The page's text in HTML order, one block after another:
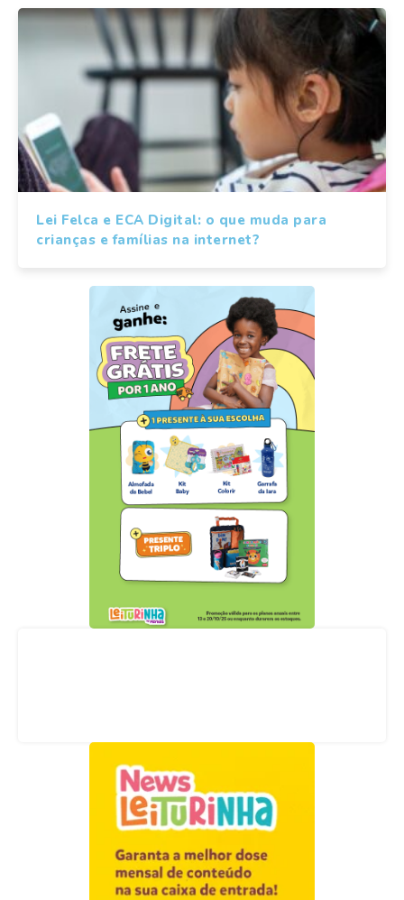
Lei Felca e ECA Digital: o que muda para
crianças e famílias na internet?